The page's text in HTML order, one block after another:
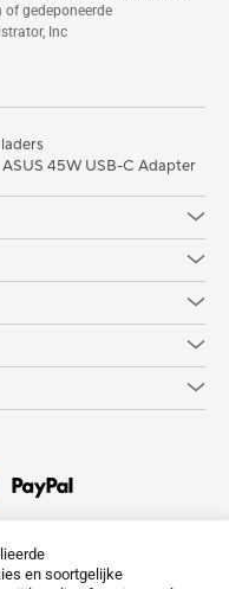
en soortgelijke
of gedeponeerde
Inc
ASUS 45W USB-C Adapter
Aanmelden